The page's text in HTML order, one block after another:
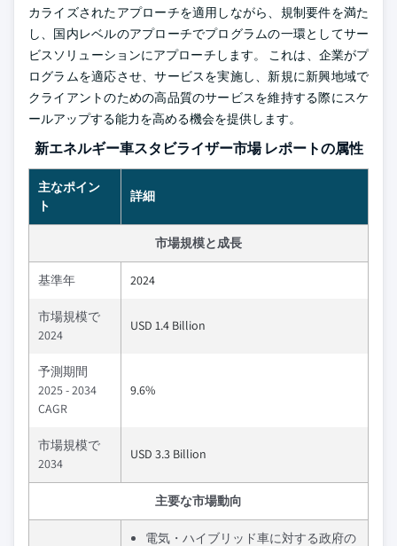
カライズされたアプローチを適用しながら、規制要件を満た
し、国内レベルのアプローチでプログラムの一環としてサー
ビスソリューションにアプローチします。 これは、企業がプ
ログラムを適応させ、サービスを実施し、新規に新興地域で
クライアントのための高品質のサービスを維持する際にスケ
ールアップする能力を高める機会を提供します。
新エネルギー車スタビライザー市場 レポートの属性
主なポイン
ト
詳細
市場規模と成長
基準年 2024
市場規模で
2024
USD 1.4 Billion
予測期間
2025 - 2034
CAGR
9.6%
市場規模で
2034
USD 3.3 Billion
主要な市場動向
電気・ハイブリッド車に対する政府の